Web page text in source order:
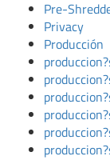
Pre-
Privacy
Producción